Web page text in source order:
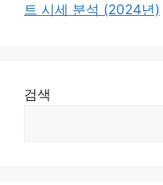
트 시세 분석 (2024년)
검색